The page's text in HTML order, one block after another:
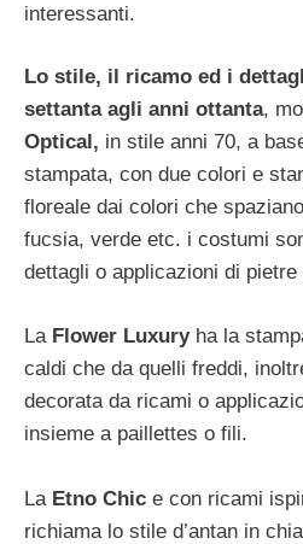
interessanti.
Lo stile, il ricamo ed i
settanta agli anni ottanta,
Optical, in stile anni 70, a
stampata, con due colori e
floreale dai colori che
fucsia, verde etc. i costumi
dettagli o applicazioni di pietre
La Flower Luxuryha la
caldi che da quelli freddi,
decorata da ricami o
insieme a paillettes o fili.
La Etno Chic e con ricami
richiama lo stile d’antan in